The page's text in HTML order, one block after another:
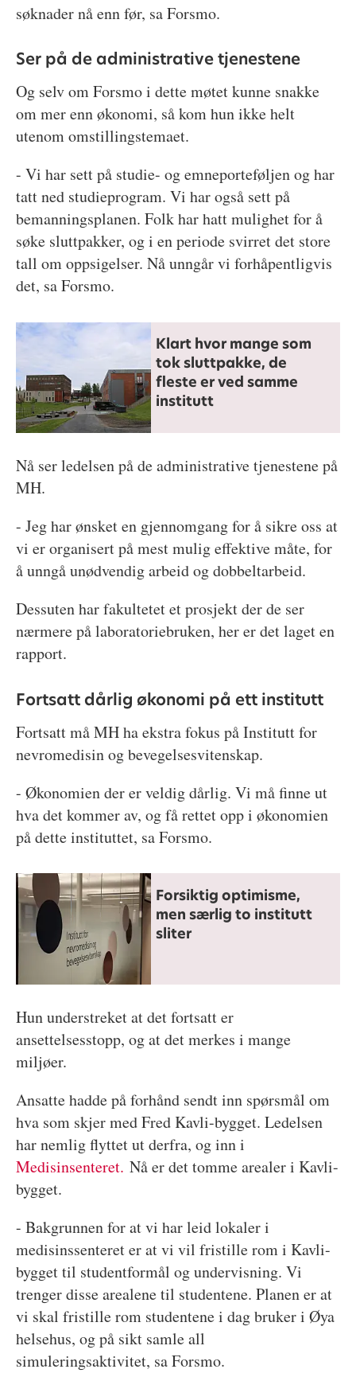
søknader nå enn før, sa Forsmo.
Ser på de administrative tjenestene
Og selv om Forsmo i dette møtet kunne snakke
om mer enn økonomi, så kom hun ikke helt
utenom omstillingstemaet.
- Vi har sett på studie- og emneporteføljen og har
tatt ned studieprogram. Vi har også sett på
bemanningsplanen. Folk har hatt mulighet for å
søke sluttpakker, og i en periode svirret det store
tall om oppsigelser. Nå unngår vi forhåpentligvis
det, sa Forsmo.
Klart hvor mange som
tok sluttpakke, de
fleste er ved samme
institutt
Nå ser ledelsen på de administrative tjenestene på
MH.
- Jeg har ønsket en gjennomgang for å sikre oss at
vi er organisert på mest mulig effektive måte, for
å unngå unødvendig arbeid og dobbeltarbeid.
Dessuten har fakultetet et prosjekt der de ser
nærmere på laboratoriebruken, her er det laget en
rapport.
Fortsatt dårlig økonomi på ett institutt
Fortsatt må MH ha ekstra fokus på Institutt for
nevromedisin og bevegelsesvitenskap.
- Økonomien der er veldig dårlig. Vi må finne ut
hva det kommer av, og få rettet opp i økonomien
på dette instituttet, sa Forsmo.
Forsiktig optimisme,
men særlig to institutt
sliter
Hun understreket at det fortsatt er
ansettelsesstopp, og at det merkes i mange
miljøer.
Ansatte hadde på forhånd sendt inn spørsmål om
hva som skjer med Fred Kavli-bygget. Ledelsen
har nemlig flyttet ut derfra, og inn i
Medisinsenteret. Nå er det tomme arealer i Kavli-
bygget.
- Bakgrunnen for at vi har leid lokaler i
medisinssenteret er at vi vil fristille rom i Kavli-
bygget til studentformål og undervisning. Vi
trenger disse arealene til studentene. Planen er at
vi skal fristille rom studentene i dag bruker i Øya
helsehus, og på sikt samle all
simuleringsaktivitet, sa Forsmo.